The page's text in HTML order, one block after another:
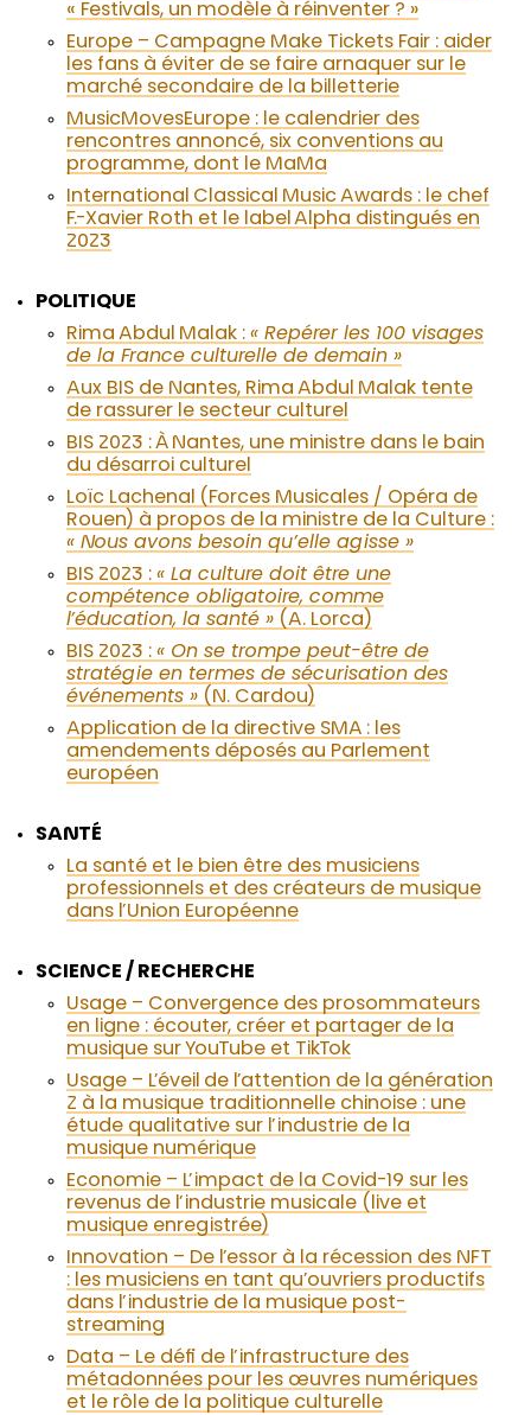
« Festivals, un modèle à réinventer ? »
Europe – Campagne Make Tickets Fair : aider
les fans à éviter de se faire arnaquer sur le
marché secondaire de la billetterie
MusicMovesEurope : le calendrier des
rencontres annoncé, six conventions au
programme, dont le MaMa
International Classical Music Awards : le chef
F.-Xavier Roth et le label Alpha distingués en
2023
POLITIQUE
Rima Abdul Malak : « Repérer les 100 visages
de la France culturelle de demain »
Aux BIS de Nantes, Rima Abdul Malak tente
de rassurer le secteur culturel
BIS 2023 : À Nantes, une ministre dans le bain
du désarroi culturel
Loïc Lachenal (Forces Musicales / Opéra de
Rouen) à propos de la ministre de la Culture :
« Nous avons besoin qu’elle agisse »
BIS 2023 : « La culture doit être une
compétence obligatoire, comme
l’éducation, la santé » (A. Lorca)
BIS 2023 : « On se trompe peut-être de
stratégie en termes de sécurisation des
événements » (N. Cardou)
Application de la directive SMA : les
amendements déposés au Parlement
européen
SANTÉ
La santé et le bien être des musiciens
professionnels et des créateurs de musique
dans l’Union Européenne
SCIENCE / RECHERCHE
Usage – Convergence des prosommateurs
en ligne : écouter, créer et partager de la
musique sur YouTube et TikTok
Usage – L’éveil de l’attention de la génération
Z à la musique traditionnelle chinoise : une
étude qualitative sur l’industrie de la
musique numérique
Economie – L’impact de la Covid-19 sur les
revenus de l’industrie musicale (live et
musique enregistrée)
Innovation – De l’essor à la récession des NFT
: les musiciens en tant qu’ouvriers productifs
dans l’industrie de la musique post-
streaming
Data – Le défi de l’infrastructure des
métadonnées pour les œuvres numériques
et le rôle de la politique culturelle